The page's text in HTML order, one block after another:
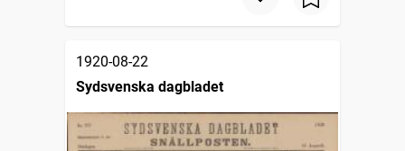
1920-08-22
Sydsvenska dagbladet